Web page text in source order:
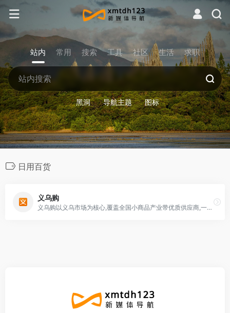
站内 常用 搜索 工具 社区 生活 求职
黑洞 导航主题 图标
日用百货
义乌购
义乌购以义乌市场为核心,覆盖全国小商品产业带优质供应商,一手货源,品质商品更低价;品类丰富, 登录义乌购批发网站官网, 360°全景、直播、APP在线商品达500万